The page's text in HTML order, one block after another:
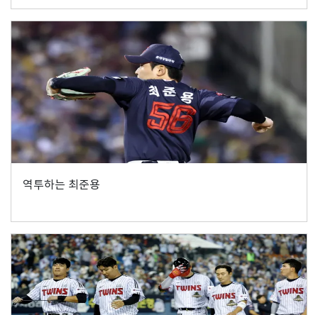
역투하는 최준용